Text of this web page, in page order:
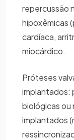
repercussão
hipoxêmicas
cardíaca,
miocárdico.
Próteses
implantados:
biológicas ou
implantados